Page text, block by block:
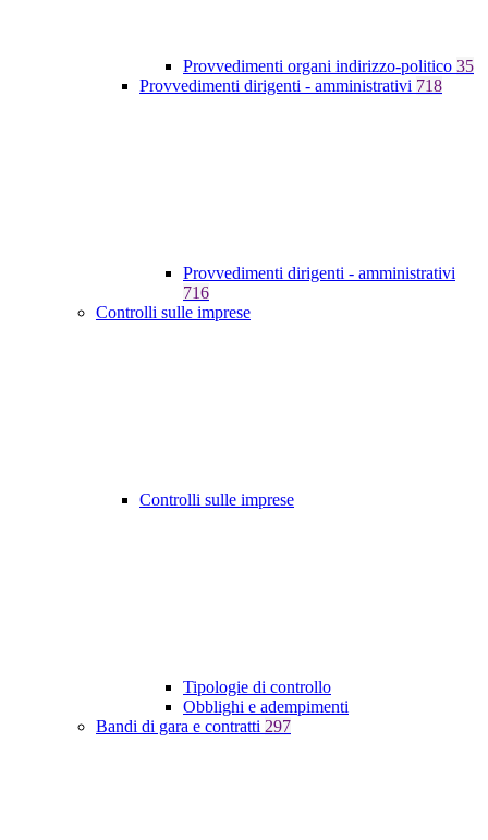
Provvedimenti organi indirizzo-politico 35
Provvedimenti dirigenti - amministrativi 718
Provvedimenti dirigenti - amministrativi
716
Controlli sulle imprese
Controlli sulle imprese
Tipologie di controllo
Obblighi e adempimenti
Bandi di gara e contratti 297